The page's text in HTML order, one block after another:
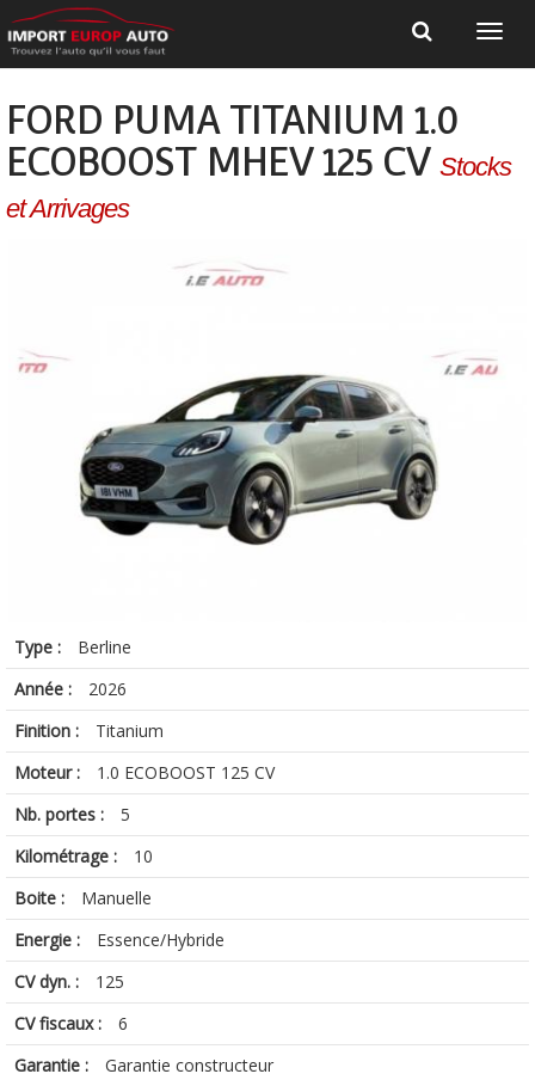
FORD PUMA TITANIUM 1.0
ECOBOOST MHEV 125 CV Stocks
et Arrivages
Type :
Berline
Année :
2026
Finition :
Titanium
Moteur :
1.0 ECOBOOST 125 CV
Nb. portes :
5
Kilométrage :
10
Boite :
Manuelle
Energie :
Essence/Hybride
CV dyn. :
125
CV fiscaux :
6
Garantie :
Garantie constructeur